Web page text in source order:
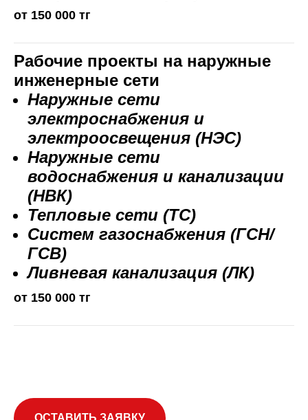
от 150 000 тг
Рабочие проекты на наружные
инженерные сети
Наружные сети
электроснабжения и
электроосвещения (НЭС)
Наружные сети
водоснабжения и канализации
(НВК)
Тепловые сети (ТС)
Систем газоснабжения (ГСН/
ГСВ)
Ливневая канализация (ЛК)
от 150 000 тг